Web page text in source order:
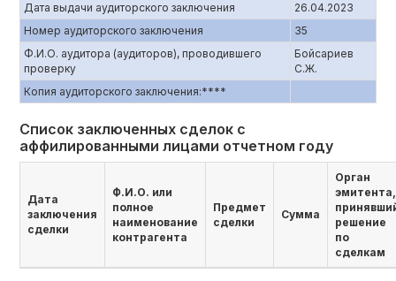
Дата выдачи аудиторского заключения
26.04.2023
Номер аудиторского заключения
35
Ф.И.О. аудитора (аудиторов), проводившего
проверку
Бойсариев
С.Ж.
Копия аудиторского заключения:****
Список заключенных сделок с
аффилированными лицами отчетном году
Дата
заключения
сделки
Ф.И.О. или
полное
наименование
контрагента
Предмет
сделки
Сумма
Орган
эмитента,
решение
по
сделкам